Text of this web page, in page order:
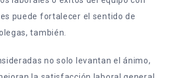
puede fortalecer el sentido de
también.
no solo levantan el ánimo,